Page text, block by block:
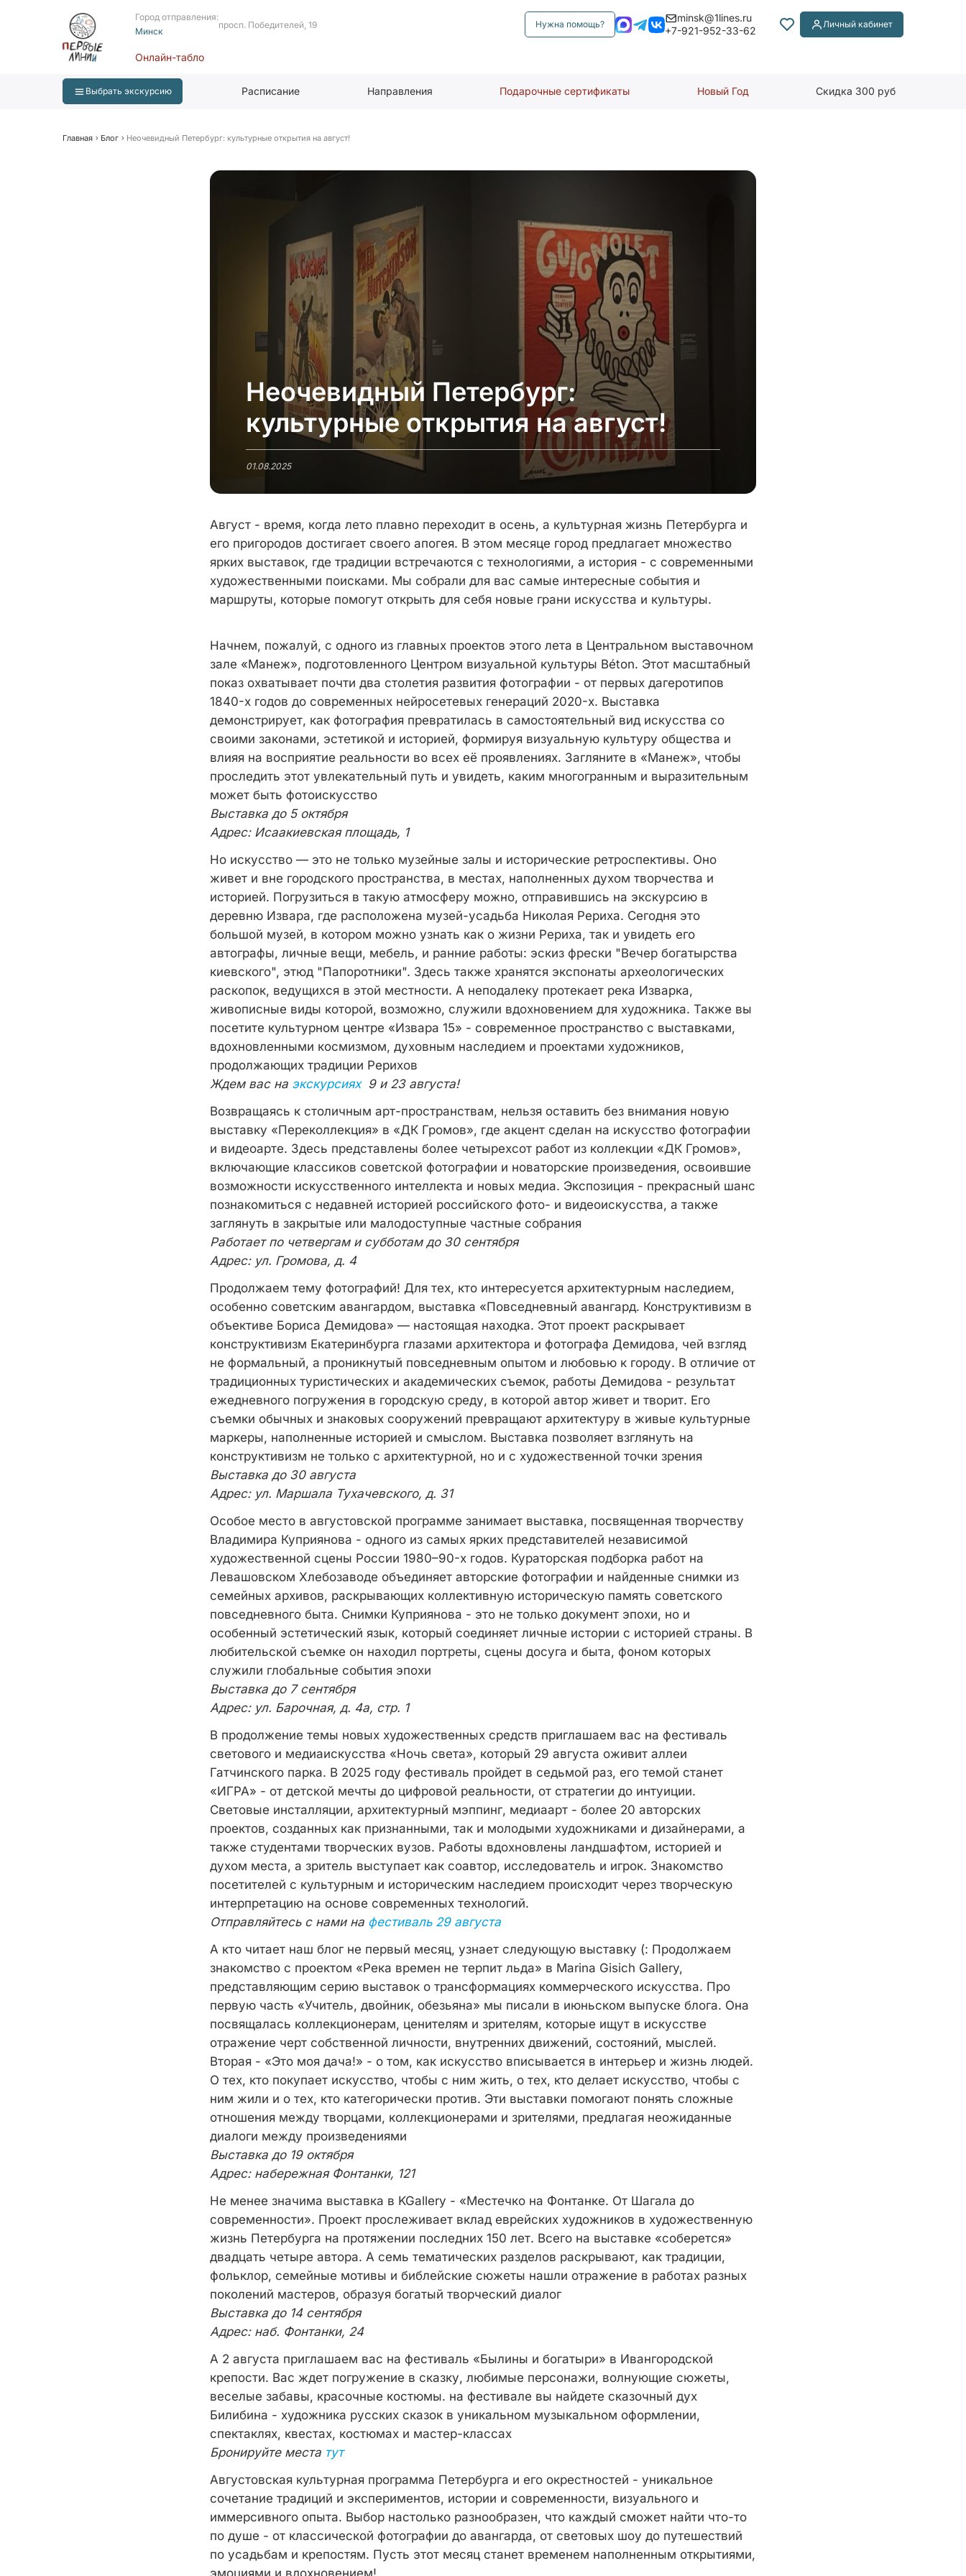
Город отправления:
Минск
просп. Победителей, 19 Нужна помощь?
minsk@1lines.ru
+7-921-952-33-62
Личный кабинет
Онлайн-табло
Выбрать экскурсию Расписание Направления Подарочные сертификаты Новый Год Скидка 300 руб
Главная Блог Неочевидный Петербург: культурные открытия на август!
Неочевидный Петербург:
культурные открытия на август!
01.08.2025
Август - время, когда лето плавно переходит в осень, а культурная жизнь Петербурга и
его пригородов достигает своего апогея. В этом месяце город предлагает множество
ярких выставок, где традиции встречаются с технологиями, а история - с современными
художественными поисками. Мы собрали для вас самые интересные события и
маршруты, которые помогут открыть для себя новые грани искусства и культуры.
Начнем, пожалуй, с одного из главных проектов этого лета в Центральном выставочном
зале «Манеж», подготовленного Центром визуальной культуры Béton. Этот масштабный
показ охватывает почти два столетия развития фотографии - от первых дагеротипов
1840-х годов до современных нейросетевых генераций 2020-х. Выставка
демонстрирует, как фотография превратилась в самостоятельный вид искусства со
своими законами, эстетикой и историей, формируя визуальную культуру общества и
влияя на восприятие реальности во всех её проявлениях. Загляните в «Манеж», чтобы
проследить этот увлекательный путь и увидеть, каким многогранным и выразительным
может быть фотоискусство
Выставка до 5 октября
Адрес: Исаакиевская площадь, 1
Но искусство — это не только музейные залы и исторические ретроспективы. Оно
живет и вне городского пространства, в местах, наполненных духом творчества и
историей. Погрузиться в такую атмосферу можно, отправившись на экскурсию в
деревню Извара, где расположена музей-усадьба Николая Рериха. Сегодня это
большой музей, в котором можно узнать как о жизни Рериха, так и увидеть его
автографы, личные вещи, мебель, и ранние работы: эскиз фрески "Вечер богатырства
киевского", этюд "Папоротники". Здесь также хранятся экспонаты археологических
раскопок, ведущихся в этой местности. А неподалеку протекает река Изварка,
живописные виды которой, возможно, служили вдохновением для художника. Также вы
посетите культурном центре «Извара 15» - современное пространство с выставками,
вдохновленными космизмом, духовным наследием и проектами художников,
продолжающих традиции Рерихов
Ждем вас на экскурсиях 9 и 23 августа!
Возвращаясь к столичным арт-пространствам, нельзя оставить без внимания новую
выставку «Переколлекция» в «ДК Громов», где акцент сделан на искусство фотографии
и видеоарте. Здесь представлены более четырехсот работ из коллекции «ДК Громов»,
включающие классиков советской фотографии и новаторские произведения, освоившие
возможности искусственного интеллекта и новых медиа. Экспозиция - прекрасный шанс
познакомиться с недавней историей российского фото- и видеоискусства, а также
заглянуть в закрытые или малодоступные частные собрания
Работает по четвергам и субботам до 30 сентября
Адрес: ул. Громова, д. 4
Продолжаем тему фотографий! Для тех, кто интересуется архитектурным наследием,
особенно советским авангардом, выставка «Повседневный авангард. Конструктивизм в
объективе Бориса Демидова» — настоящая находка. Этот проект раскрывает
конструктивизм Екатеринбурга глазами архитектора и фотографа Демидова, чей взгляд
не формальный, а проникнутый повседневным опытом и любовью к городу. В отличие от
традиционных туристических и академических съемок, работы Демидова - результат
ежедневного погружения в городскую среду, в которой автор живет и творит. Его
съемки обычных и знаковых сооружений превращают архитектуру в живые культурные
маркеры, наполненные историей и смыслом. Выставка позволяет взглянуть на
конструктивизм не только с архитектурной, но и с художественной точки зрения
Выставка до 30 августа
Адрес: ул. Маршала Тухачевского, д. 31
Особое место в августовской программе занимает выставка, посвященная творчеству
Владимира Куприянова - одного из самых ярких представителей независимой
художественной сцены России 1980–90-х годов. Кураторская подборка работ на
Левашовском Хлебозаводе объединяет авторские фотографии и найденные снимки из
семейных архивов, раскрывающих коллективную историческую память советского
повседневного быта. Снимки Куприянова - это не только документ эпохи, но и
особенный эстетический язык, который соединяет личные истории с историей страны. В
любительской съемке он находил портреты, сцены досуга и быта, фоном которых
служили глобальные события эпохи
Выставка до 7 сентября
Адрес: ул. Барочная, д. 4а, стр. 1
В продолжение темы новых художественных средств приглашаем вас на фестиваль
светового и медиаискусства «Ночь света», который 29 августа оживит аллеи
Гатчинского парка. В 2025 году фестиваль пройдет в седьмой раз, его темой станет
«ИГРА» - от детской мечты до цифровой реальности, от стратегии до интуиции.
Световые инсталляции, архитектурный мэппинг, медиаарт - более 20 авторских
проектов, созданных как признанными, так и молодыми художниками и дизайнерами, а
также студентами творческих вузов. Работы вдохновлены ландшафтом, историей и
духом места, а зритель выступает как соавтор, исследователь и игрок. Знакомство
посетителей с культурным и историческим наследием происходит через творческую
интерпретацию на основе современных технологий.
Отправляйтесь с нами на фестиваль 29 августа
А кто читает наш блог не первый месяц, узнает следующую выставку (: Продолжаем
знакомство с проектом «Река времен не терпит льда» в Marina Gisich Gallery,
представляющим серию выставок о трансформациях коммерческого искусства. Про
первую часть «Учитель, двойник, обезьяна» мы писали в июньском выпуске блога. Она
посвящалась коллекционерам, ценителям и зрителям, которые ищут в искусстве
отражение черт собственной личности, внутренних движений, состояний, мыслей.
Вторая - «Это моя дача!» - о том, как искусство вписывается в интерьер и жизнь людей.
О тех, кто покупает искусство, чтобы с ним жить, о тех, кто делает искусство, чтобы с
ним жили и о тех, кто категорически против. Эти выставки помогают понять сложные
отношения между творцами, коллекционерами и зрителями, предлагая неожиданные
диалоги между произведениями
Выставка до 19 октября
Адрес: набережная Фонтанки, 121
Не менее значима выставка в KGallery - «Местечко на Фонтанке. От Шагала до
современности». Проект прослеживает вклад еврейских художников в художественную
жизнь Петербурга на протяжении последних 150 лет. Всего на выставке «соберется»
двадцать четыре автора. А семь тематических разделов раскрывают, как традиции,
фольклор, семейные мотивы и библейские сюжеты нашли отражение в работах разных
поколений мастеров, образуя богатый творческий диалог
Выставка до 14 сентября
Адрес: наб. Фонтанки, 24
А 2 августа приглашаем вас на фестиваль «Былины и богатыри» в Ивангородской
крепости. Вас ждет погружение в сказку, любимые персонажи, волнующие сюжеты,
веселые забавы, красочные костюмы. на фестивале вы найдете сказочный дух
Билибина - художника русских сказок в уникальном музыкальном оформлении,
спектаклях, квестах, костюмах и мастер-классах
Бронируйте места тут
Августовская культурная программа Петербурга и его окрестностей - уникальное
сочетание традиций и экспериментов, истории и современности, визуального и
иммерсивного опыта. Выбор настолько разнообразен, что каждый сможет найти что-то
по душе - от классической фотографии до авангарда, от световых шоу до путешествий
по усадьбам и крепостям. Пусть этот месяц станет временем наполненным открытиями,
эмоциями и вдохновением!